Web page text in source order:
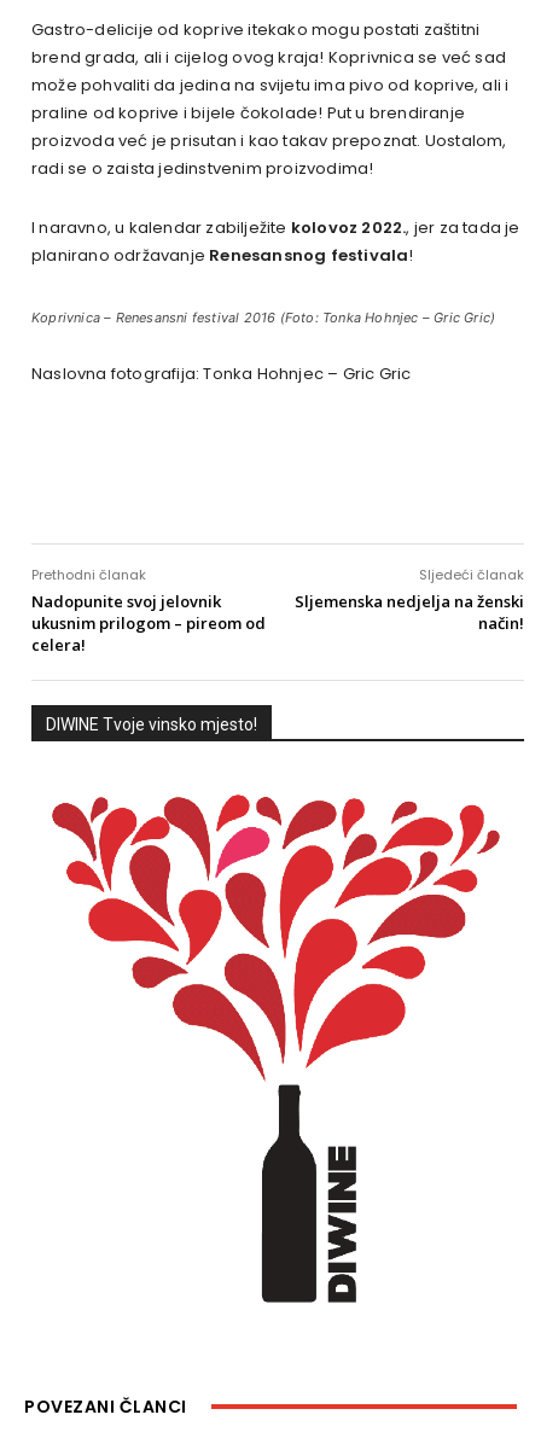
Gastro-delicije od koprive itekako mogu postati zaštitni
brend grada, ali i cijelog ovog kraja! Koprivnica se već sad
može pohvaliti da jedina na svijetu ima pivo od koprive, ali i
praline od koprive i bijele čokolade! Put u brendiranje
proizvoda već je prisutan i kao takav prepoznat. Uostalom,
radi se o zaista jedinstvenim proizvodima!
I naravno, u kalendar zabilježite kolovoz 2022., jer za tada je
planirano održavanje Renesansnog festivala!
Koprivnica – Renesansni festival 2016 (Foto: Tonka Hohnjec – Gric Gric)
Naslovna fotografija: Tonka Hohnjec – Gric Gric
Prethodni članak
Nadopunite svoj jelovnik
ukusnim prilogom – pireom od
celera!
Sljedeći članak
Sljemenska nedjelja na ženski
način!
DIWINE Tvoje vinsko mjesto!
POVEZANI ČLANCI